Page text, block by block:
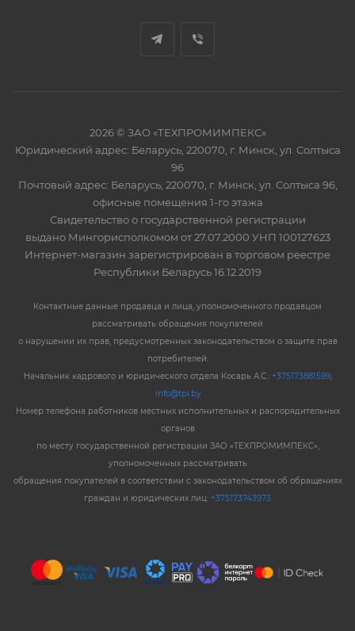
2026 © ЗАО «ТЕХПРОМИМПЕКС»
Юридический адрес: Беларусь, 220070, г. Минск, ул. Солтыса
96
Почтовый адрес: Беларусь, 220070, г. Минск, ул. Солтыса 96,
офисные помещения 1-го этажа
Свидетельство о государственной регистрации
выдано Мингорисполкомом от 27.07.2000 УНП 100127623
Интернет-магазин зарегистрирован в торговом реестре
Республики Беларусь 16.12.2019
Контактные данные продавца и лица, уполномоченного продавцом
рассматривать обращения покупателей
о нарушении их прав, предусмотренных законодательством о защите прав
потребителей:
Начальник кадрового и юридического отдела Косарь А.С.: +375173881599,
info@tpi.by
Номер телефона работников местных исполнительных и распорядительных
органов
по месту государственной регистрации ЗАО «ТЕХПРОМИМПЕКС»,
уполномоченных рассматривать
обращения покупателей в соответствии с законодательством об обращениях
граждан и юридических лиц: +375173743973